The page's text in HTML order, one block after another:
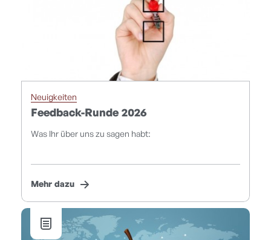
Neuigkeiten
Feedback-Runde 2026
Was Ihr über uns zu sagen habt:
Mehr dazu